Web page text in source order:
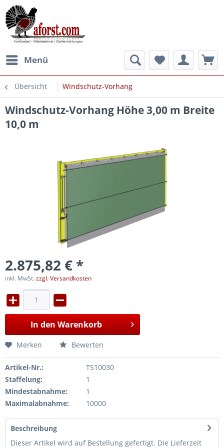
Menü
Übersicht Windschutz-Vorhang
Windschutz-Vorhang Höhe 3,00 m Breite
10,0 m
2.875,82 € *
inkl. MwSt.zzgl. Versandkosten
In den Warenkorb
Merken Bewerten
Artikel-Nr.:
TS10030
Staffelung:
1
Mindestabnahme:
1
Maximalabnahme:
10000
Beschreibung
Dieser Artikel wird auf Bestellung gefertigt. Die Lieferzeit